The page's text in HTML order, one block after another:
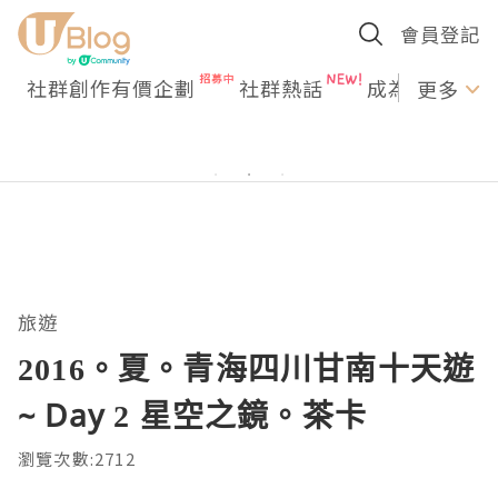
會員登記
社群創作有價企劃 社群熱話 成為U更多
旅遊
2016。夏。青海四川甘南十天遊
~ Day 2 星空之鏡。茶卡
瀏覽次數:2712